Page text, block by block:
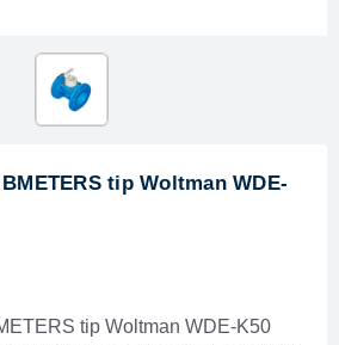
tip Woltman WDE-
tip Woltman WDE-K50